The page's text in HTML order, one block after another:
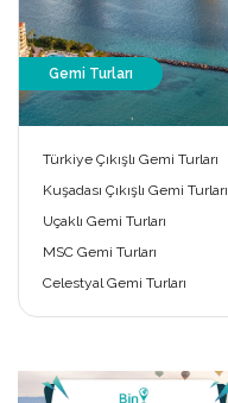
Gemi Turları
Türkiye Çıkışlı Gemi Turları
Kuşadası Çıkışlı Gemi Turları
Uçaklı Gemi Turları
MSC Gemi Turları
Celestyal Gemi Turları